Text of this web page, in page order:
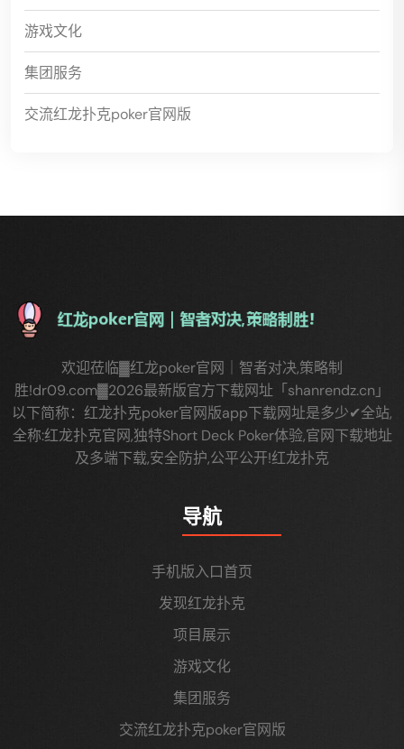
游戏文化
集团服务
交流红龙扑克poker官网版
欢迎莅临▓红龙poker官网｜智者对决,策略制
胜!dr09.com▓2026最新版官方下载网址「shanrendz.cn」
以下简称：红龙扑克poker官网版app下载网址是多少✔全站,
全称:红龙扑克官网,独特Short Deck Poker体验,官网下载地址
及多端下载,安全防护,公平公开!红龙扑克
导航
手机版入口首页
发现红龙扑克
项目展示
游戏文化
集团服务
交流红龙扑克poker官网版